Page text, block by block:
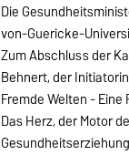
Die
von-Guericke-
Zum Abschluss der
Behnert, der
Fremde Welten -
Das Herz, der Motor